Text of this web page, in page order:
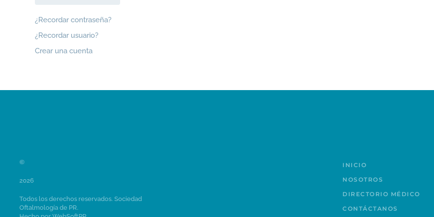
¿Recordar contraseña?
¿Recordar usuario?
Crear una cuenta
©
2026
Todos los derechos reservados. Sociedad
Oftalmología de PR.
INICIO
NOSOTROS
DIRECTORIO MÉDICO
CONTÁCTANOS